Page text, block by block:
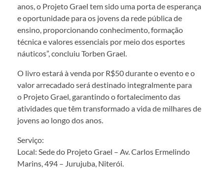
anos, o Projeto Grael tem sido uma porta de esperança
e oportunidade para os jovens da rede pública de
ensino, proporcionando conhecimento, formação
técnica e valores essenciais por meio dos esportes
náuticos”, concluiu Torben Grael.
O livro estará à venda por R$50 durante o evento e o
valor arrecadado será destinado integralmente para
o Projeto Grael, garantindo o fortalecimento das
atividades que têm transformado a vida de milhares de
jovens ao longo dos anos.
Serviço:
Local: Sede do Projeto Grael – Av. Carlos Ermelindo
Marins, 494 – Jurujuba, Niterói.